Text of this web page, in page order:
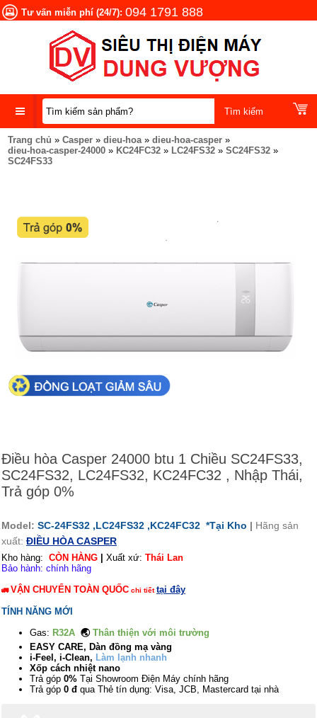
Tư vấn miễn phí (24/7): 094 1791 888
DANH
MỤC
SẢN
Trang chủ » Casper » dieu-hoa » dieu-hoa-casper »
dieu-hoa-casper-24000 » KC24FC32 » LC24FS32 » SC24FS32 »
SC24FS33
Điều hòa Casper 24000 btu 1 Chiều SC24FS33,
SC24FS32, LC24FS32, KC24FC32 , Nhập Thái,
Trả góp 0%
Model: SC-24FS32 ,LC24FS32 ,KC24FC32 *Tại Kho | Hãng sản
xuất: ĐIỀU HÒA CASPER
Kho hàng: CÒN HÀNG Xuất xứ: Thái Lan
Bảo hành: chính hãng
🚛VẬN CHUYỂN TOÀN QUỐC chi tiếttại đây
TÍNH NĂNG MỚI
Gas: R32A 🌏 Thân thiện với môi trường
EASY CARE, Dàn đồng mạ vàng
i-Feel, i-Clean, Làm lạnh nhanh
Xốp cách nhiệt nano
Trả góp 0% Tại Showroom Điện Máy chính hãng
Trả góp 0 đ qua Thẻ tín dụng: Visa, JCB, Mastercard tại nhà